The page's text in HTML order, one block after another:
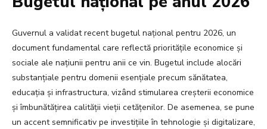
Guvernul a validat recent bugetul național pentru 2026, un
document fundamental care reflectă prioritățile economice și
sociale ale națiunii pentru anii ce vin. Bugetul include alocări
substanțiale pentru domenii esențiale precum sănătatea,
educația și infrastructura, vizând stimularea creșterii economice
și îmbunătățirea calității vieții cetățenilor. De asemenea, se pune
un accent semnificativ pe investițiile în tehnologie și digitalizare,